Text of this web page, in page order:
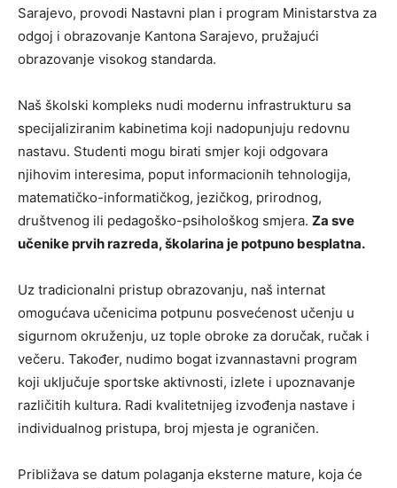
Sarajevo, provodi Nastavni plan i program Ministarstva za
odgoj i obrazovanje Kantona Sarajevo, pružajući
obrazovanje visokog standarda.
Naš školski kompleks nudi modernu infrastrukturu sa
specijaliziranim kabinetima koji nadopunjuju redovnu
nastavu. Studenti mogu birati smjer koji odgovara
njihovim interesima, poput informacionih tehnologija,
matematičko-informatičkog, jezičkog, prirodnog,
društvenog ili pedagoško-psihološkog smjera. Za sve
učenike prvih razreda, školarina je potpuno besplatna.
Uz tradicionalni pristup obrazovanju, naš internat
omogućava učenicima potpunu posvećenost učenju u
sigurnom okruženju, uz tople obroke za doručak, ručak i
večeru. Također, nudimo bogat izvannastavni program
koji uključuje sportske aktivnosti, izlete i upoznavanje
različitih kultura. Radi kvalitetnijeg izvođenja nastave i
individualnog pristupa, broj mjesta je ograničen.
Približava se datum polaganja eksterne mature, koja će